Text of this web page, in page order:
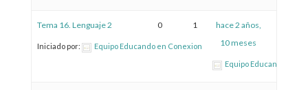
Tema 16. Lenguaje 2
Iniciado por: Equipo Educando en Conexion
0 1
hace 2 años,
10 meses
Equipo Educando en